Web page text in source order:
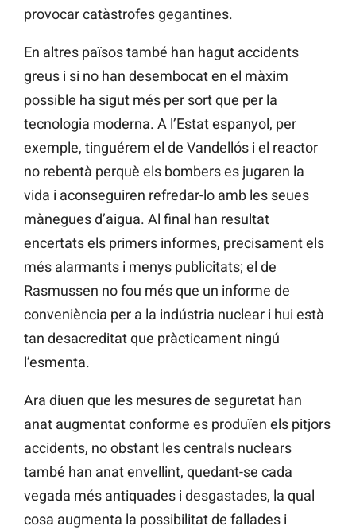
provocar catàstrofes gegantines.
En altres països també han hagut accidents
greus i si no han desembocat en el màxim
possible ha sigut més per sort que per la
tecnologia moderna. A l’Estat espanyol, per
exemple, tinguérem el de Vandellós i el reactor
no rebentà perquè els bombers es jugaren la
vida i aconseguiren refredar-lo amb les seues
mànegues d’aigua. Al final han resultat
encertats els primers informes, precisament els
més alarmants i menys publicitats; el de
Rasmussen no fou més que un informe de
conveniència per a la indústria nuclear i hui està
tan desacreditat que pràcticament ningú
l’esmenta.
Ara diuen que les mesures de seguretat han
anat augmentat conforme es produïen els pitjors
accidents, no obstant les centrals nuclears
també han anat envellint, quedant-se cada
vegada més antiquades i desgastades, la qual
cosa augmenta la possibilitat de fallades i